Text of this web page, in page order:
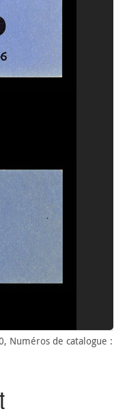
Numéros de catalogue :